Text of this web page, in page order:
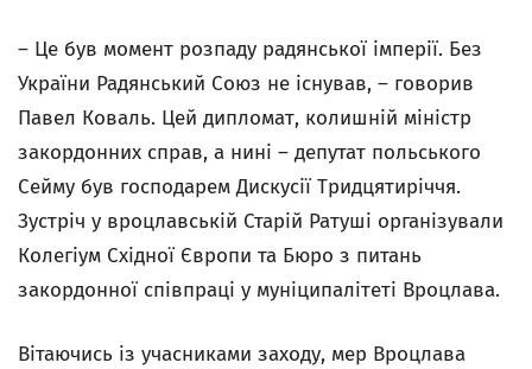
– Це був момент розпаду радянської імперії. Без
України Радянський Союз не існував, – говорив
Павел Коваль. Цей дипломат, колишній міністр
закордонних справ, а нині – депутат польського
Сейму був господарем Дискусії Тридцятиріччя.
Зустріч у вроцлавській Старій Ратуші організували
Колегіум Східної Європи та Бюро з питань
закордонної співпраці у муніципалітеті Вроцлава.
Вітаючись із учасниками заходу, мер Вроцлава